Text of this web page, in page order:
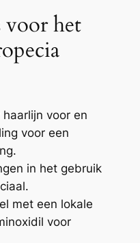
voor het
haarlijn voor en
voor een
in het gebruik
met een lokale
voor